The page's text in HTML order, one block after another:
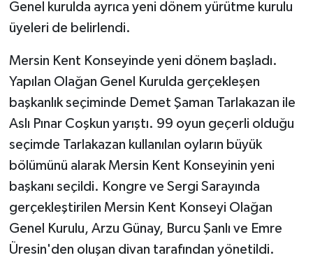
Genel kurulda ayrıca yeni dönem yürütme kurulu
üyeleri de belirlendi.
Mersin Kent Konseyinde yeni dönem başladı.
Yapılan Olağan Genel Kurulda gerçekleşen
başkanlık seçiminde Demet Şaman Tarlakazan ile
Aslı Pınar Coşkun yarıştı. 99 oyun geçerli olduğu
seçimde Tarlakazan kullanılan oyların büyük
bölümünü alarak Mersin Kent Konseyinin yeni
başkanı seçildi. Kongre ve Sergi Sarayında
gerçekleştirilen Mersin Kent Konseyi Olağan
Genel Kurulu, Arzu Günay, Burcu Şanlı ve Emre
Üresin'den oluşan divan tarafından yönetildi.